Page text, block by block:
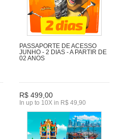
PASSAPORTE DE ACESSO
JUNHO - 2 DIAS - A PARTIR DE
02 ANOS
R$ 499,00
In up to 10X in R$ 49,90